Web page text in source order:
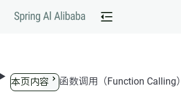
跳转到内容
本页内容 函数调用（Function Calling）